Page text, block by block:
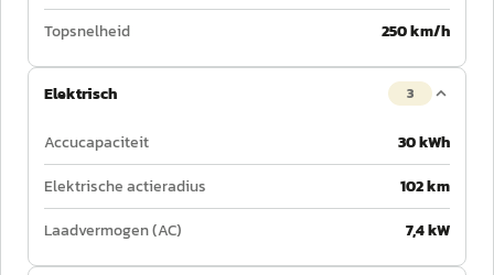
Topsnelheid
250 km/h
Elektrisch 3
Accucapaciteit
30 kWh
Elektrische actieradius
102 km
Laadvermogen (AC)
7,4 kW